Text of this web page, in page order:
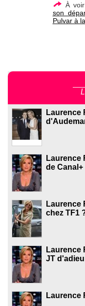
À
son
Pulvar à
Laurence
Laurence
de Canal+
Laurence
chez TF1
Laurence
JT d'adieu
Laurence